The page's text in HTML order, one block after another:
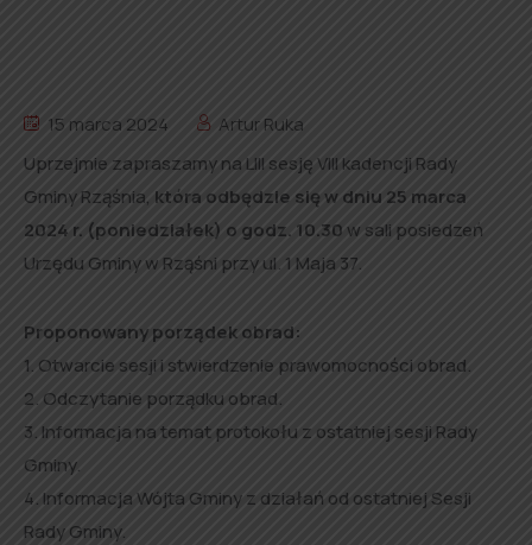
15 marca 2024
Artur Ruka
Uprzejmie zapraszamy na LIII sesję VIII kadencji Rady
Gminy Rząśnia, która odbędzie się w dniu 25 marca
2024 r. (poniedziałek) o godz. 10.30w sali posiedzeń
Urzędu Gminy w Rząśni przy ul. 1 Maja 37.
Proponowany porządek obrad:
1. Otwarcie sesji i stwierdzenie prawomocności obrad.
2. Odczytanie porządku obrad.
3. Informacja na temat protokołu z ostatniej sesji Rady
Gminy.
4. Informacja Wójta Gminy z działań od ostatniej Sesji
Rady Gminy.